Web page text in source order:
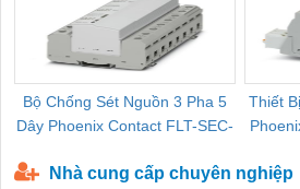
Bộ Chống Sét Nguồn 3 Pha 5
Dây Phoenix Contact FLT-SEC-
Thiết
Nhà cung cấp chuyên nghiệp